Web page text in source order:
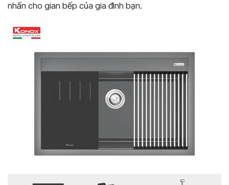
nhấn cho gian bếp của gia đình bạn.